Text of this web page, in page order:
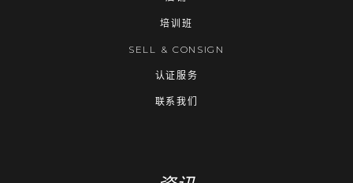
培训班
SELL & CONSIGN
认证服务
联系我们